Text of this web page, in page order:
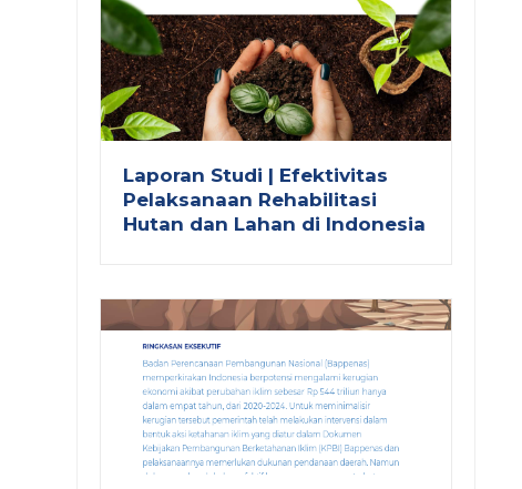
Laporan Studi | Efektivitas
Pelaksanaan Rehabilitasi
Hutan dan Lahan di Indonesia